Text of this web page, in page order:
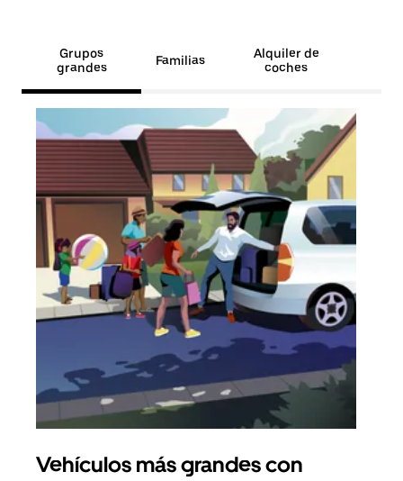
Grupos
grandes
Familias
Alquiler de
coches
Vehículos más grandes con